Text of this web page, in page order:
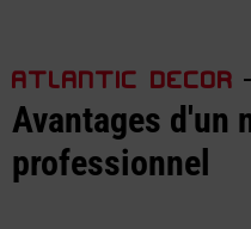
ATLANTIC DECOR
Avantages d'un
professionnel